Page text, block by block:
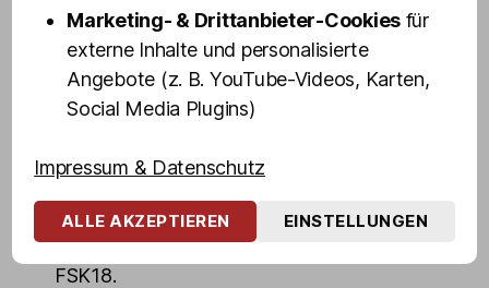
Burlesque ist die Kunst, die das Ausziehen
zelebriert und nicht die Nacktheit.
Burlesque-Tänzerinnen erzählen mit ihrer
denn Fantasie ist oft aufregender, als
nackte Tatsachen.
Show-Dauer ca. eine Stunde, keine Pause,
FSK18.
Marketing- & Drittanbieter-Cookies für
externe Inhalte und personalisierte
Angebote (z. B. YouTube-Videos, Karten,
Social Media Plugins)
Impressum & Datenschutz
ALLE AKZEPTIEREN EINSTELLUNGEN